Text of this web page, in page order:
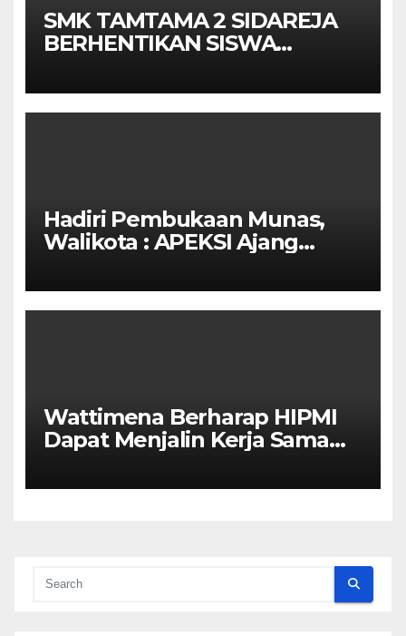
SMK TAMTAMA 2 SIDAREJA
BERHENTIKAN SISWA
LAKRI CILACAP TURUN
TANGAN
Hadiri Pembukaan Munas,
Walikota : APEKSI Ajang
Wattimena Berharap HIPMI
Dapat Menjalin Kerja Sama
Meningkatkan